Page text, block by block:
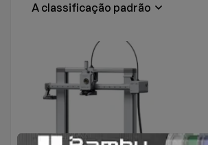
A classificação padrão